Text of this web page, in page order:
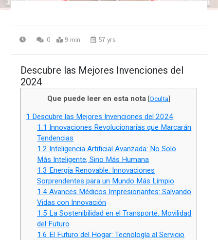
0 9 min 57 yrs
Descubre las Mejores Invenciones del
2024
Que puede leer en esta nota [Oculta]
1 Descubre las Mejores Invenciones del 2024
1.1 Innovaciones Revolucionarias que Marcarán
Tendencias
1.2 Inteligencia Artificial Avanzada: No Solo
Más Inteligente, Sino Más Humana
1.3 Energía Renovable: Innovaciones
Sorprendentes para un Mundo Más Limpio
1.4 Avances Médicos Impresionantes: Salvando
Vidas con Innovación
1.5 La Sostenibilidad en el Transporte: Movilidad
del Futuro
1.6 El Futuro del Hogar: Tecnología al Servicio